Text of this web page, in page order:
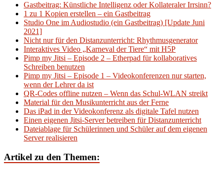
Gastbeitrag: Künstliche Intelligenz oder Kollateraler Irrsinn?
1 zu 1 Kopien erstellen – ein Gastbeitrag
Studio One im Audiostudio (ein Gastbeitrag) [Update Juni
2021]
Nicht nur für den Distanzunterricht: Rhythmusgenerator
Interaktives Video „Karneval der Tiere“ mit H5P
Pimp my Jitsi – Episode 2 – Etherpad für kollaboratives
Schreiben benutzen
Pimp my Jitsi – Episode 1 – Videokonferenzen nur starten,
wenn der Lehrer da ist
QR-Codes offline nutzen – Wenn das Schul-WLAN streikt
Material für den Musikunterricht aus der Ferne
Das iPad in der Videokonferenz als digitale Tafel nutzen
Einen eigenen Jitsi-Server betreiben für Distanzunterricht
Dateiablage für Schülerinnen und Schüler auf dem eigenen
Server realisieren
Artikel zu den Themen: